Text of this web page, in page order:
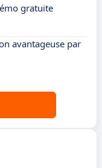
gratuite
avantageuse par